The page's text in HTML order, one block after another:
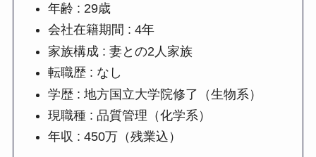
年齢 : 29歳
会社在籍期間 : 4年
家族構成 : 妻との2人家族
転職歴 : なし
学歴 : 地方国立大学院修了（生物系）
現職種 : 品質管理（化学系）
年収 : 450万（残業込）